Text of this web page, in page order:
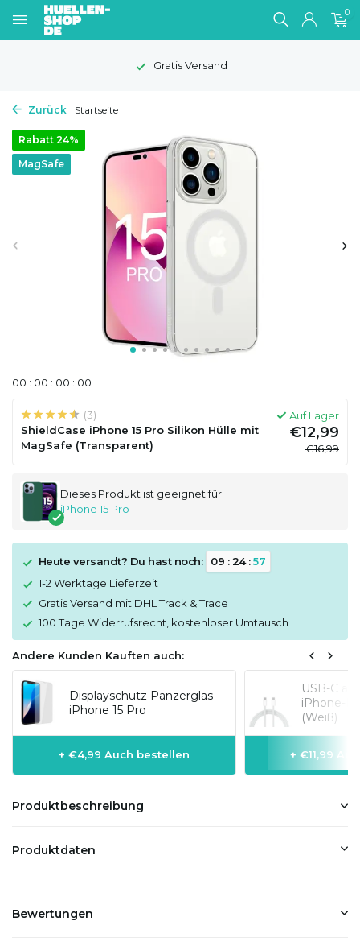
0
Zurück Startseite
Rabatt 24%
MagSafe
00 : 00 : 00 : 00
(3)
ShieldCase iPhone 15 Pro Silikon Hülle mit
MagSafe (Transparent)
Auf Lager
€12,99
€16,99
Dieses Produkt ist geeignet für:
iPhone 15 Pro
Heute versandt? Du hast noch: 09 :24:57
1-2 Werktage Lieferzeit
Gratis Versand mit DHL Track & Trace
100 Tage Widerrufsrecht, kostenloser Umtausch
Andere Kunden Kauften auch:
Displayschutz Panzerglas
iPhone 15 Pro
+ €4,99 Auch bestellen
USB-C
iPhone-
(Weiß)
+ €11,99
Produktbeschreibung
Produktdaten
Bewertungen